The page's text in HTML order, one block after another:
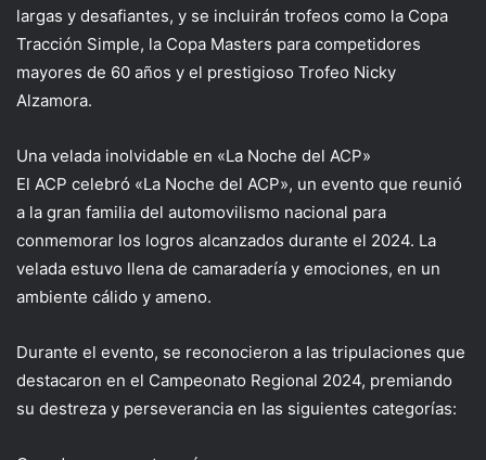
largas y desafiantes, y se incluirán trofeos como la Copa
Tracción Simple, la Copa Masters para competidores
mayores de 60 años y el prestigioso Trofeo Nicky
Alzamora.
Una velada inolvidable en «La Noche del ACP»
El ACP celebró «La Noche del ACP», un evento que reunió
a la gran familia del automovilismo nacional para
conmemorar los logros alcanzados durante el 2024. La
velada estuvo llena de camaradería y emociones, en un
ambiente cálido y ameno.
Durante el evento, se reconocieron a las tripulaciones que
destacaron en el Campeonato Regional 2024, premiando
su destreza y perseverancia en las siguientes categorías: